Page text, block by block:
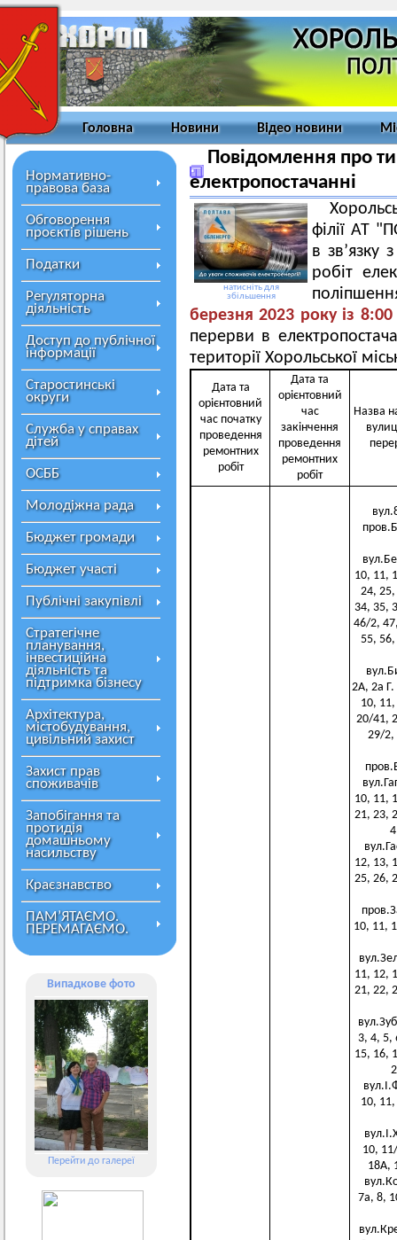
Головна Новини Відео новини
Нормативно-
правова база
Обговорення
проєктів рішень
Податки
Регуляторна
діяльність
Доступ до публічної
інформації
Старостинські
округи
Служба у справах
дітей
ОСББ
Молодіжна рада
Бюджет громади
Бюджет участі
Публічні закупівлі
Стратегічне
планування,
інвестиційна
діяльність та
підтримка бізнесу
Архітектура,
містобудування,
цивільний захист
Захист прав
споживачів
Запобігання та
протидія
домашньому
насильству
Краєзнавство
ПАМ’ЯТАЄМО.
ПЕРЕМАГАЄМО.
Випадкове фото
Перейти до галереї
Повідомлення про
електропостачанні
натисніть для
збільшення
філії АТ
в зв’язку
робіт
березня 2023 року із 8
перерви в
території Хорольської
Дата та
орієнтовний
час початку
проведення
ремонтних
робіт
Дата та
орієнтовний
час
закінчення
проведення
ремонтних
робіт
Назва
10, 11,
24,
34, 35,
46/2,
55,
2А, 2а
10,
20/41,
29/2,
10, 11,
21, 23,
12, 13,
25, 26,
10, 11,
11, 12,
21, 22,
3, 4, 5,
15, 16,
10,
10,
18А,
7а, 8,